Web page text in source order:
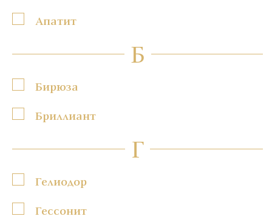
Апатит
Б
Бирюза
Бриллиант
Г
Гелиодор
Гессонит